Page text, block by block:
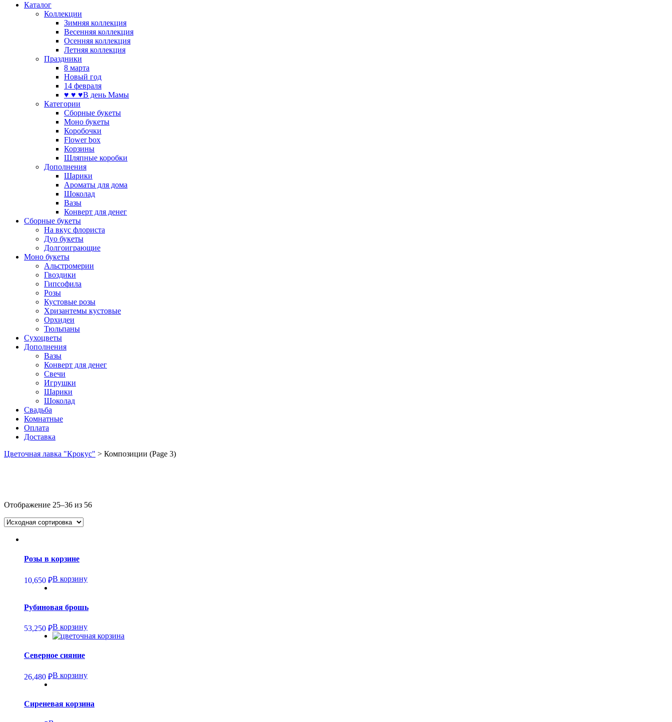
Каталог
Коллекции
Зимняя коллекция
Весенняя коллекция
Осенняя коллекция
Летняя коллекция
Праздники
8 марта
Новый год
14 февраля
♥ ♥ ♥В день Мамы
Категории
Сборные букеты
Моно букеты
Коробочки
Flower box
Корзины
Шляпные коробки
Дополнения
Шарики
Ароматы для дома
Шоколад
Вазы
Конверт для денег
Сборные букеты
На вкус флориста
Дуо букеты
Долгоиграющие
Моно букеты
Альстромерии
Гвоздики
Гипсофила
Розы
Кустовые розы
Хризантемы кустовые
Орхидеи
Тюльпаны
Сухоцветы
Дополнения
Вазы
Конверт для денег
Свечи
Игрушки
Шарики
Шоколад
Свадьба
Комнатные
Оплата
Доставка
Цветочная лавка "Крокус" > Композиции (Page 3)
Отображение 25–36 из 56
Розы в корзине
10,650 ₽В корзину
Рубиновая брошь
53,250 ₽В корзину
Северное сияние
26,480 ₽В корзину
Сиреневая корзина